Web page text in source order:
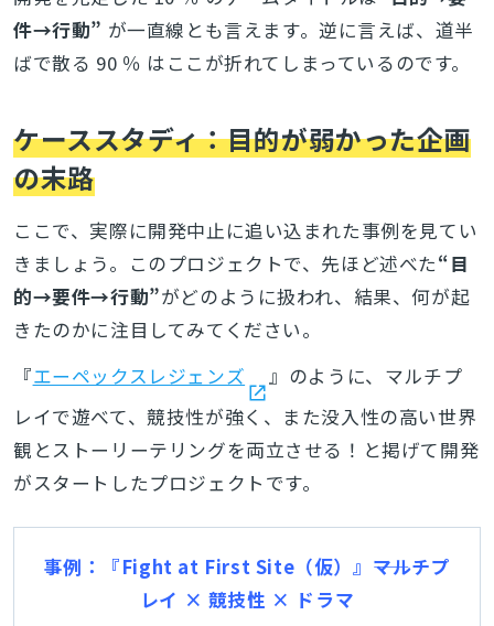
件→行動” が一直線とも言えます。逆に言えば、道半
ばで散る 90 ％ はここが折れてしまっているのです。
ケーススタディ：目的が弱かった企画
の末路
ここで、実際に開発中止に追い込まれた事例を見てい
きましょう。このプロジェクトで、先ほど述べた“目
的→要件→行動”がどのように扱われ、結果、何が起
きたのかに注目してみてください。
『エーペックスレジェンズ 』 のように、マルチプ
レイで遊べて、競技性が強く、また没入性の高い世界
観とストーリーテリングを両立させる！と掲げて開発
がスタートしたプロジェクトです。
事例：『Fight at First Site（仮）』――マルチプ
レイ × 競技性 × ドラマ
検索